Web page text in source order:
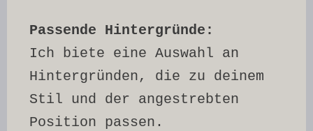
Passende Hintergründe:
Ich biete eine Auswahl an
Hintergründen, die zu deinem
Stil und der angestrebten
Position passen.